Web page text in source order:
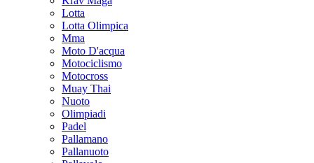
Lotta
Lotta Olimpica
Mma
Moto D'acqua
Motociclismo
Motocross
Muay Thai
Nuoto
Olimpiadi
Padel
Pallamano
Pallanuoto